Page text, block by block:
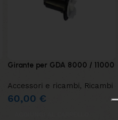
Girante per GDA 8000 / 11000
Accessori e ricambi, Ricambi
60,00 €